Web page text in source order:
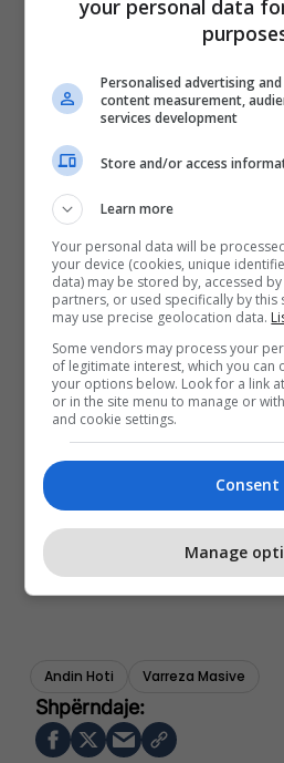
Andin Hoti Varreza Masive
your personal data
Personalised advertising
content measurement,
services development
Store and/or access
Learn more
Your personal data will be
your device (cookies, unique
data) may be stored by, accessed
partners, or used specifically by this
may use precise geolocation data.
Some vendors may process your
of legitimate interest, which you can
your options below. Look for a link
or in the site menu to manage or
and cookie settings.
Consent
Manage